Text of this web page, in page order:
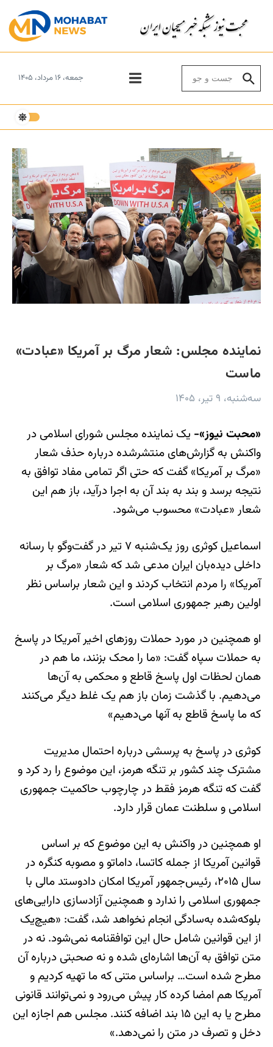
جمعه، ۱۶ مرداد، ۱۴۰۵
نماینده مجلس: شعار مرگ بر آمریکا «عبادت»
ماست
سه‌شنبه، ۹ تیر، ۱۴۰۵
«محبت نیوز»- یک نماینده مجلس شورای اسلامی در
واکنش به گزارش‌های منتشرشده درباره حذف شعار
«مرگ بر آمریکا» گفت که حتی اگر تمامی مفاد توافق به
نتیجه برسد و بند به بند آن به اجرا درآید، باز هم این
شعار «عبادت» محسوب می‌شود.
اسماعیل کوثری روز یک‌شنبه ۷ تیر در گفت‌وگو با رسانه
داخلی دیده‌بان ایران مدعی شد که شعار «مرگ بر
آمریکا» را مردم انتخاب کردند و این شعار براساس نظر
اولین رهبر جمهوری اسلامی است.
او همچنین در مورد حملات روزهای اخیر آمریکا در پاسخ
به حملات سپاه گفت: «ما را محک بزنند، ما هم در
همان لحظات اول پاسخ قاطع و محکمی به آن‌ها
می‌دهیم. با گذشت زمان باز هم یک غلط دیگر می‌کنند
که ما پاسخ قاطع به آنها می‌دهیم»
کوثری در پاسخ به پرسشی درباره احتمال مدیریت
مشترک چند کشور بر تنگه هرمز، این موضوع را رد کرد و
گفت که تنگه هرمز فقط در چارچوب حاکمیت جمهوری
اسلامی و سلطنت عمان قرار دارد.
او همچنین در واکنش به این موضوع که بر اساس
قوانین آمریکا از جمله کاتسا، داماتو و مصوبه کنگره در
سال ۲۰۱۵، رئیس‌جمهور آمریکا امکان دادوستد مالی با
جمهوری اسلامی را ندارد و همچنین آزادسازی دارایی‌های
بلوکه‌شده به‌سادگی انجام نخواهد شد، گفت: «هیچ‌یک
از این قوانین شامل حال این توافقنامه نمی‌شود. نه در
متن توافق به آن‌ها اشاره‌ای شده و نه صحبتی درباره آن
مطرح شده است… براساس متنی که ما تهیه کردیم و
آمریکا هم امضا کرده کار پیش می‌رود و نمی‌توانند قانونی
مطرح یا به این ۱۵ بند اضافه کنند. مجلس هم اجازه این
دخل و تصرف در متن را نمی‌دهد.»